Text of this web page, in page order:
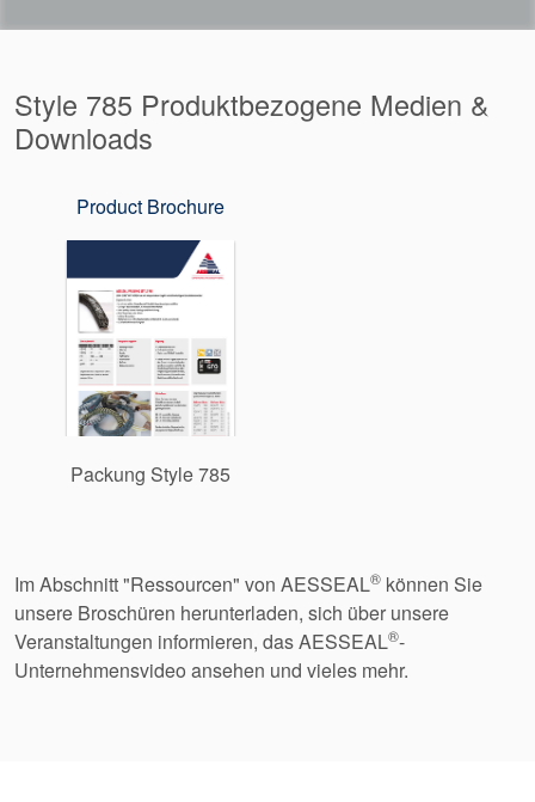
Style 785 Produktbezogene Medien &
Downloads
Product Brochure
Packung Style 785
Im Abschnitt "Ressourcen" von AESSEAL® können Sie
unsere Broschüren herunterladen, sich über unsere
Veranstaltungen informieren, das AESSEAL®-
Unternehmensvideo ansehen und vieles mehr.